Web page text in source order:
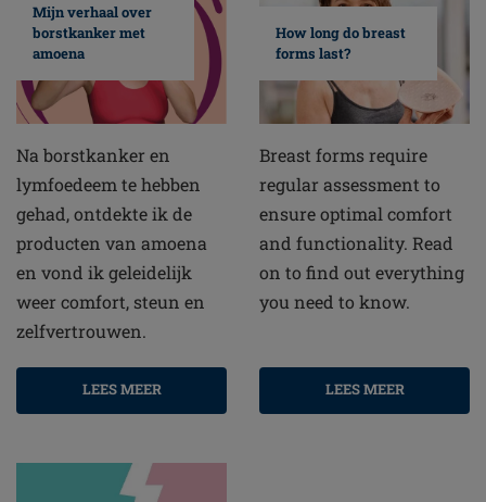
Mijn verhaal over
borstkanker met
amoena
Na borstkanker en
lymfoedeem te hebben
gehad, ontdekte ik de
producten van amoena
en vond ik geleidelijk
weer comfort, steun en
zelfvertrouwen.
LEES MEER
How long do breast
forms last?
Breast forms require
regular assessment to
ensure optimal comfort
and functionality. Read
on to find out everything
you need to know.
LEES MEER